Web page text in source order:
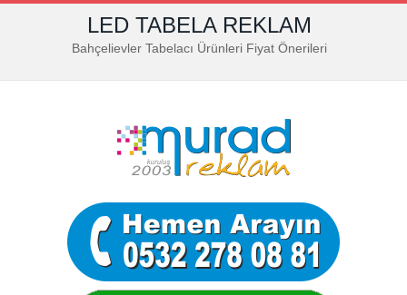
LED TABELA REKLAM
Bahçelievler Tabelacı Ürünleri Fiyat Önerileri